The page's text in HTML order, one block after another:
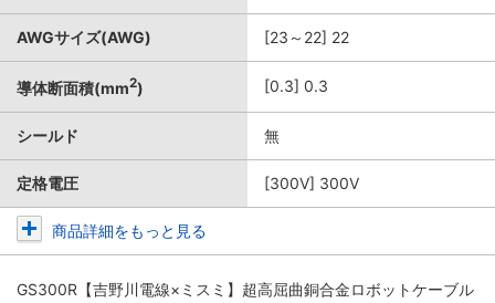
AWGサイズ(AWG) [23～22] 22
導体断面積(mm2) [0.3] 0.3
シールド 無
定格電圧 [300V] 300V
商品詳細をもっと見る
GS300R【吉野川電線×ミスミ】超高屈曲銅合金ロボットケーブル